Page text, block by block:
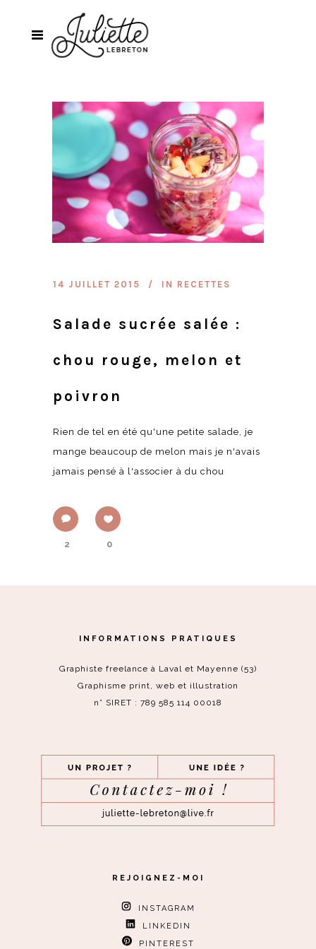
14 JUILLET 2015 IN RECETTES
Salade sucrée salée :
chou rouge, melon et
poivron
Rien de tel en été qu'une petite salade, je
mange beaucoup de melon mais je n'avais
jamais pensé à l'associer à du chou
2 0
INFORMATIONS PRATIQUES
Graphiste freelance à Laval et Mayenne (53)
Graphisme print, web et illustration
n° SIRET : 789 585 114 00018
REJOIGNEZ-MOI
INSTAGRAM
LINKEDIN
PINTEREST